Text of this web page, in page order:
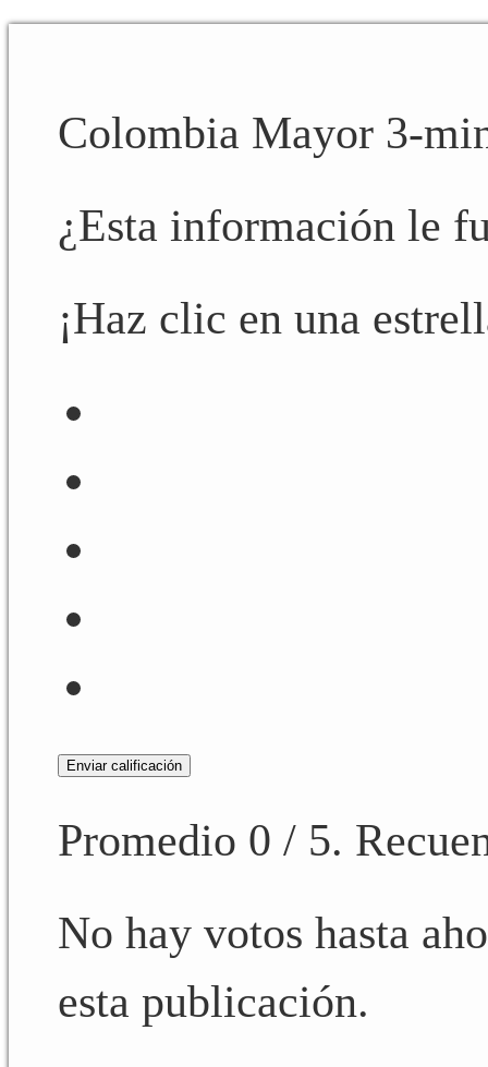
Colombia Mayor 3-
¿Esta información le
¡Haz clic en una
Enviar calificación
Promedio 0 / 5.
No hay votos hasta
esta publicación.